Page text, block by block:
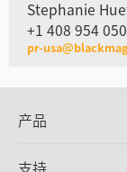
Stephanie
+1 408 954
pr-
产品